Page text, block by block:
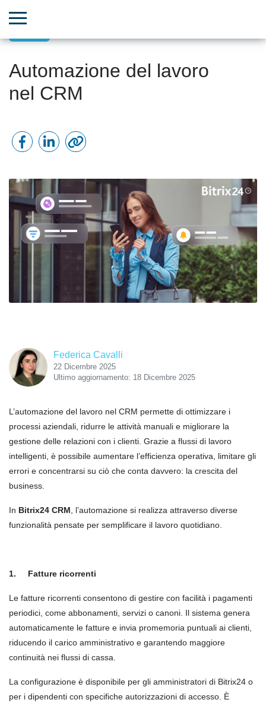
Automazione del lavoro
nel CRM
Federica Cavalli
22 Dicembre 2025
Ultimo aggiornamento: 18 Dicembre 2025
L’automazione del lavoro nel CRM permette di ottimizzare i
processi aziendali, ridurre le attività manuali e migliorare la
gestione delle relazioni con i clienti. Grazie a flussi di lavoro
intelligenti, è possibile aumentare l’efficienza operativa, limitare gli
errori e concentrarsi su ciò che conta davvero: la crescita del
business.
In Bitrix24 CRM , l’automazione si realizza attraverso diverse
funzionalità pensate per semplificare il lavoro quotidiano.
1. Fatture ricorrenti
Le fatture ricorrenti consentono di gestire con facilità i pagamenti
periodici, come abbonamenti, servizi o canoni. Il sistema genera
automaticamente le fatture e invia promemoria puntuali ai clienti,
riducendo il carico amministrativo e garantendo maggiore
continuità nei flussi di cassa.
La configurazione è disponibile per gli amministratori di Bitrix24 o
per i dipendenti con specifiche autorizzazioni di accesso. È